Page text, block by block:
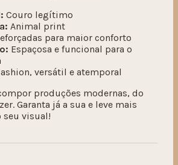
Couro legítimo
Animal print
para maior conforto
Espaçosa e funcional para o
versátil e atemporal
produções modernas, do
Garanta já a sua e leve mais
seu visual!